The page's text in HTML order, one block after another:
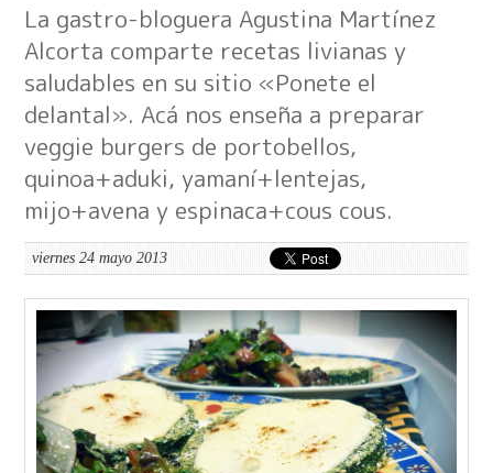
La gastro-bloguera Agustina Martínez
Alcorta comparte recetas livianas y
saludables en su sitio «Ponete el
delantal». Acá nos enseña a preparar
veggie burgers de portobellos,
quinoa+aduki, yamaní+lentejas,
mijo+avena y espinaca+cous cous.
viernes 24 mayo 2013